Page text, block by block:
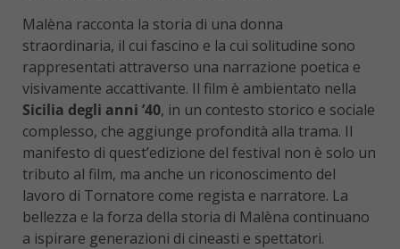
Malèna racconta la storia di una donna
straordinaria, il cui fascino e la cui solitudine sono
rappresentati attraverso una narrazione poetica e
visivamente accattivante. Il film è ambientato nella
Sicilia degli anni ’40, in un contesto storico e sociale
complesso, che aggiunge profondità alla trama. Il
manifesto di quest’edizione del festival non è solo un
tributo al film, ma anche un riconoscimento del
lavoro di Tornatore come regista e narratore. La
bellezza e la forza della storia di Malèna continuano
a ispirare generazioni di cineasti e spettatori.